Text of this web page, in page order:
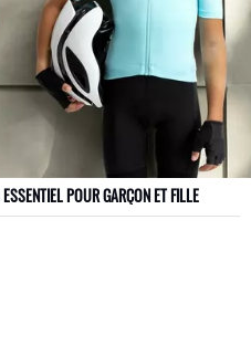
POUR GARÇON ET FILLE